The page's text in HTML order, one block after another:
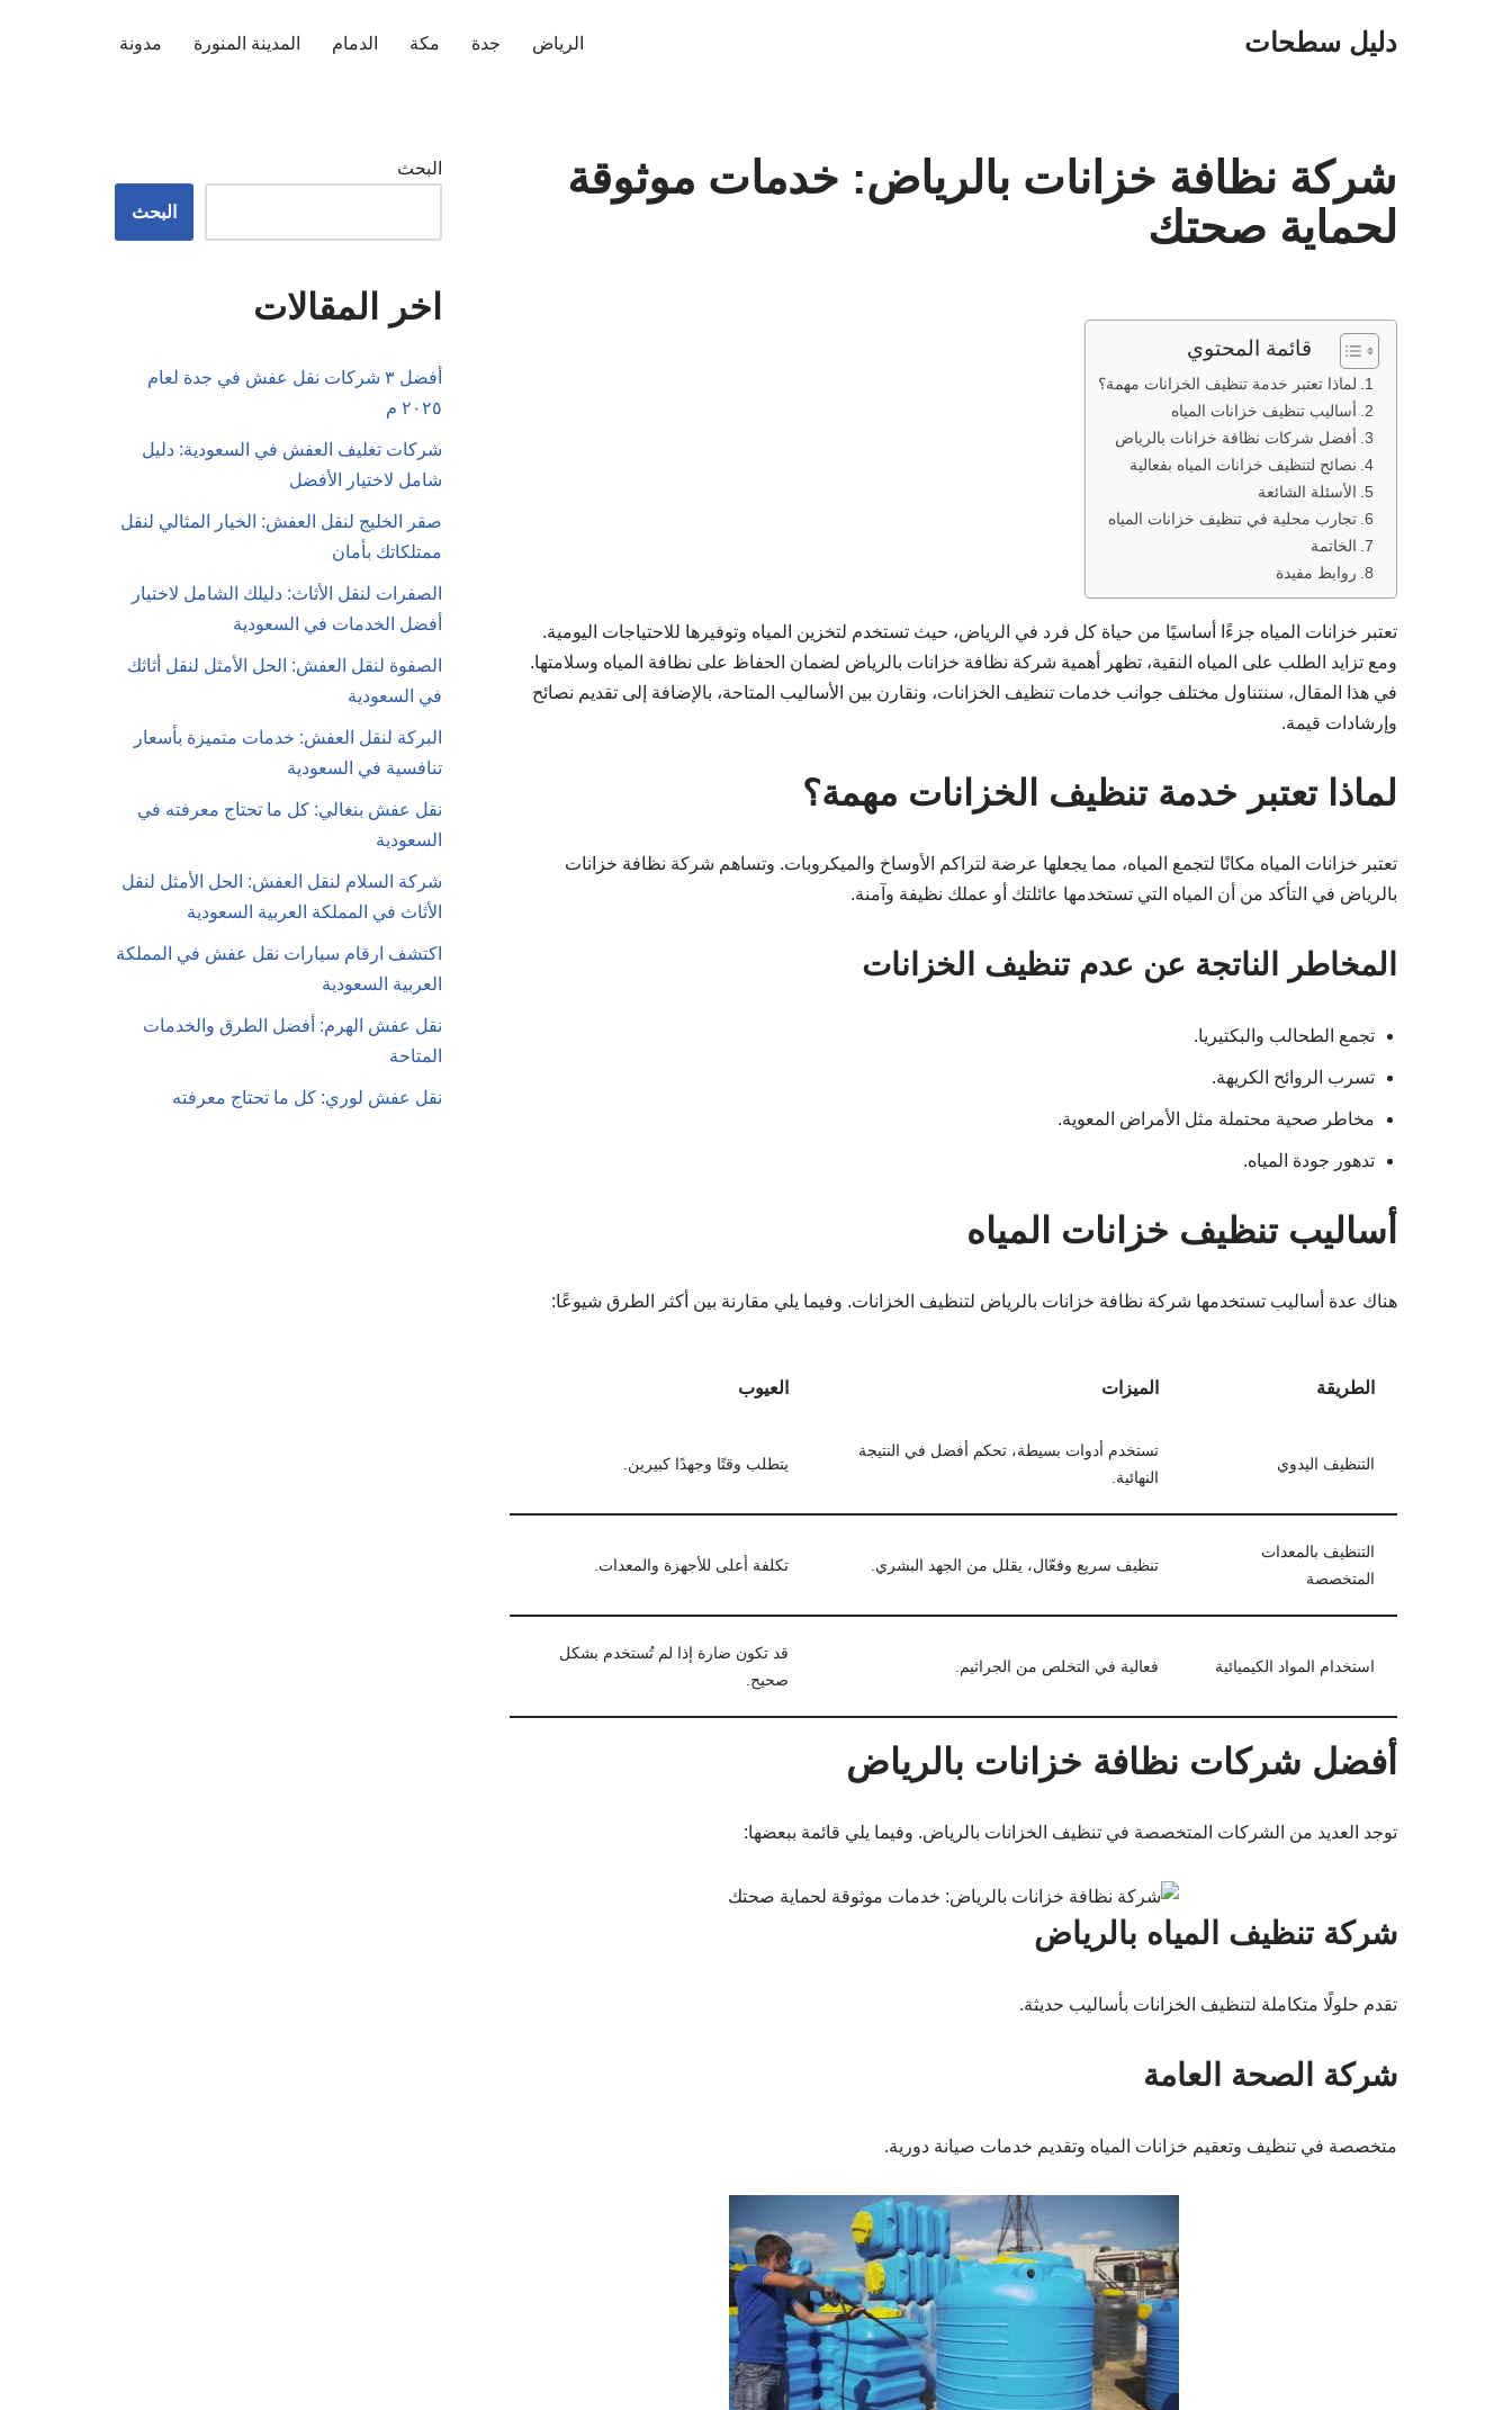
دليل سطحات الرياض جدة مكة الدمام المدينة المنورة مدونة
شركة نظافة خزانات بالرياض: خدمات موثوقة
لحماية صحتك
قائمة المحتوي
لماذا تعتبر خدمة تنظيف الخزانات مهمة؟
أساليب تنظيف خزانات المياه
أفضل شركات نظافة خزانات بالرياض
نصائح لتنظيف خزانات المياه بفعالية
الأسئلة الشائعة
تجارب محلية في تنظيف خزانات المياه
الخاتمة
روابط مفيدة
تعتبر خزانات المياه جزءًا أساسيًا من حياة كل فرد في الرياض، حيث تستخدم لتخزين المياه وتوفيرها للاحتياجات اليومية.
ومع تزايد الطلب على المياه النقية، تظهر أهمية شركة نظافة خزانات بالرياض لضمان الحفاظ على نظافة المياه وسلامتها.
في هذا المقال، سنتناول مختلف جوانب خدمات تنظيف الخزانات، ونقارن بين الأساليب المتاحة، بالإضافة إلى تقديم نصائح
وإرشادات قيمة.
لماذا تعتبر خدمة تنظيف الخزانات مهمة؟
تعتبر خزانات المياه مكانًا لتجمع المياه، مما يجعلها عرضة لتراكم الأوساخ والميكروبات. وتساهم شركة نظافة خزانات
بالرياض في التأكد من أن المياه التي تستخدمها عائلتك أو عملك نظيفة وآمنة.
المخاطر الناتجة عن عدم تنظيف الخزانات
تجمع الطحالب والبكتيريا.
تسرب الروائح الكريهة.
مخاطر صحية محتملة مثل الأمراض المعوية.
تدهور جودة المياه.
أساليب تنظيف خزانات المياه
هناك عدة أساليب تستخدمها شركة نظافة خزانات بالرياض لتنظيف الخزانات. وفيما يلي مقارنة بين أكثر الطرق شيوعًا:
الطريقة الميزات العيوب
التنظيف اليدوي
تستخدم أدوات بسيطة، تحكم أفضل في النتيجة
النهائية.
يتطلب وقتًا وجهدًا كبيرين.
التنظيف بالمعدات
المتخصصة
تنظيف سريع وفعّال، يقلل من الجهد البشري. تكلفة أعلى للأجهزة والمعدات.
استخدام المواد الكيميائية فعالية في التخلص من الجراثيم.
قد تكون ضارة إذا لم تُستخدم بشكل
صحيح.
أفضل شركات نظافة خزانات بالرياض
توجد العديد من الشركات المتخصصة في تنظيف الخزانات بالرياض. وفيما يلي قائمة ببعضها:
شركة تنظيف المياه بالرياض
تقدم حلولًا متكاملة لتنظيف الخزانات بأساليب حديثة.
شركة الصحة العامة
متخصصة في تنظيف وتعقيم خزانات المياه وتقديم خدمات صيانة دورية.
البحث
البحث
اخر المقالات
أفضل ٣ شركات نقل عفش في جدة لعام
٢٠٢٥ م
شركات تغليف العفش في السعودية: دليل
شامل لاختيار الأفضل
صقر الخليج لنقل العفش: الخيار المثالي لنقل
ممتلكاتك بأمان
الصفرات لنقل الأثاث: دليلك الشامل لاختيار
أفضل الخدمات في السعودية
الصفوة لنقل العفش: الحل الأمثل لنقل أثاثك
في السعودية
البركة لنقل العفش: خدمات متميزة بأسعار
تنافسية في السعودية
نقل عفش بنغالي: كل ما تحتاج معرفته في
السعودية
شركة السلام لنقل العفش: الحل الأمثل لنقل
الأثاث في المملكة العربية السعودية
اكتشف ارقام سيارات نقل عفش في المملكة
العربية السعودية
نقل عفش الهرم: أفضل الطرق والخدمات
المتاحة
نقل عفش لوري: كل ما تحتاج معرفته